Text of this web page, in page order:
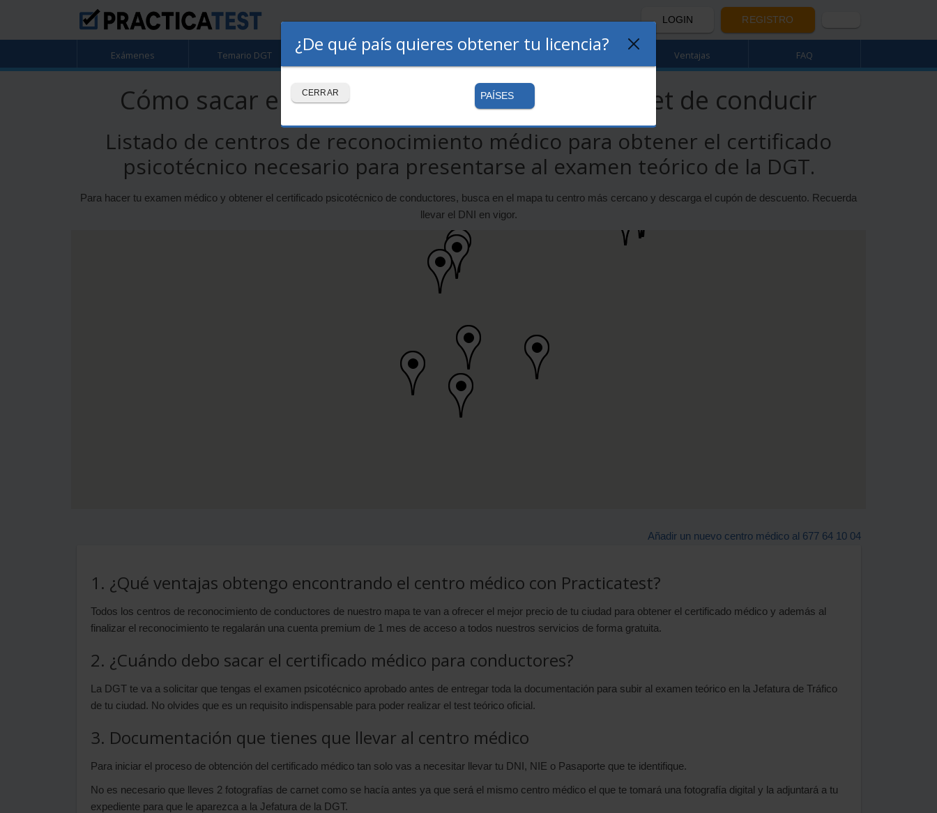
LOGIN REGISTRO
Exámenes Temario DGT Premium Ventajas FAQ
Cómo sacar el certificado médico para el carnet de conducir
Listado de centros de reconocimiento médico para obtener el certificado
psicotécnico necesario para presentarse al examen teórico de la DGT.
Para hacer tu examen médico y obtener el certificado psicotécnico de conductores, busca en el mapa tu centro más cercano y descarga el cupón de descuento. Recuerda
llevar el DNI en vigor.
Añadir un nuevo centro médico al 677 64 10 04
1. ¿Qué ventajas obtengo encontrando el centro médico con Practicatest?
Todos los centros de reconocimiento de conductores de nuestro mapa te van a ofrecer el mejor precio de tu ciudad para obtener el certificado médico y además al
finalizar el reconocimiento te regalarán una cuenta premium de 1 mes de acceso a todos nuestros servicios de forma gratuita.
2. ¿Cuándo debo sacar el certificado médico para conductores?
La DGT te va a solicitar que tengas el examen psicotécnico aprobado antes de entregar toda la documentación para subir al examen teórico en la Jefatura de Tráfico
de tu ciudad. No olvides que es un requisito indispensable para poder realizar el test teórico oficial.
3. Documentación que tienes que llevar al centro médico
Para iniciar el proceso de obtención del certificado médico tan solo vas a necesitar llevar tu DNI, NIE o Pasaporte que te identifique.
No es necesario que lleves 2 fotografías de carnet como se hacía antes ya que será el mismo centro médico el que te tomará una fotografía digital y la adjuntará a tu
expediente para que le aparezca a la Jefatura de la DGT.
¿De qué país quieres obtener tu licencia?
CERRAR PAÍSES